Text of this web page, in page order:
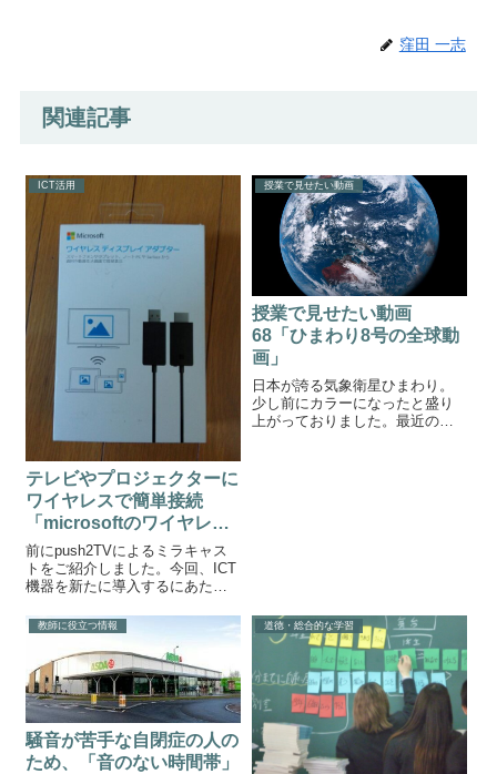
窪田 一志
関連記事
ICT活用
テレビやプロジェクターに
ワイヤレスで簡単接続
「microsoftのワイヤレス
ディスプレイアダプター」
前にpush2TVによるミラキャス
トをご紹介しました。今回、ICT
機器を新たに導入するにあた
すが販売中止になっていまし
ありました。それが今回紹介す
るMicrosoftのワイヤレス...
授業で見せたい動画
授業で見せたい動画
68「ひまわり8号の全球動
画」
日本が誇る気象衛星ひまわり。
少し前にカラーになったと盛り
上がっておりました。最近の子
教師に役立つ情報
騒音が苦手な自閉症の人の
ため、「音のない時間帯」
道徳・総合的な学習